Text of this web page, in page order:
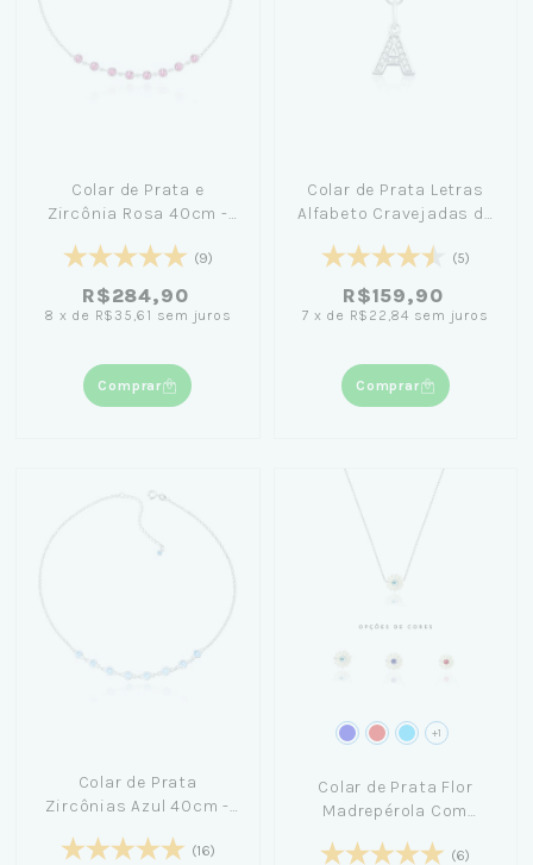
Colar de Prata e
Zircônia Rosa 40cm -
(9)
R$284,90
8 x de R$35,61 sem juros
Comprar
Colar de Prata Letras
Alfabeto Cravejadas de
(5)
R$159,90
7 x de R$22,84 sem juros
Comprar
Colar de Prata
Zircônias Azul 40cm -
(16)
+1
Colar de Prata Flor
Madrepérola Com
(6)